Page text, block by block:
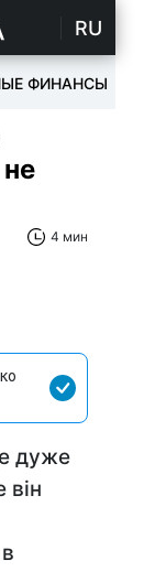
RU
ФИНАНСЫ
4 мин
дуже